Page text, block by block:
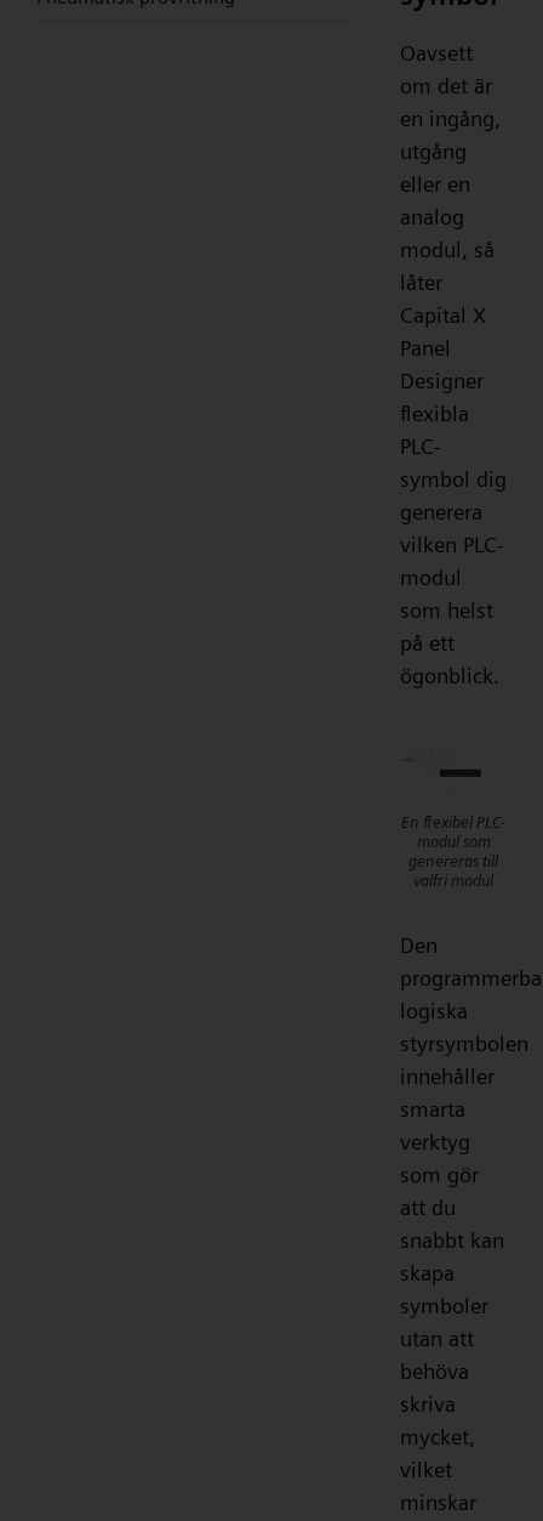
Oavsett
om det är
en ingång,
utgång
eller en
analog
modul, så
låter
Capital X
Panel
Designer
flexibla
PLC-
symbol dig
generera
vilken PLC-
modul
som helst
på ett
ögonblick.
En flexibel PLC-
modul som
genereras till
valfri modul
Den
logiska
styrsymbolen
innehåller
smarta
verktyg
som gör
att du
snabbt kan
skapa
symboler
utan att
behöva
skriva
mycket,
vilket
minskar